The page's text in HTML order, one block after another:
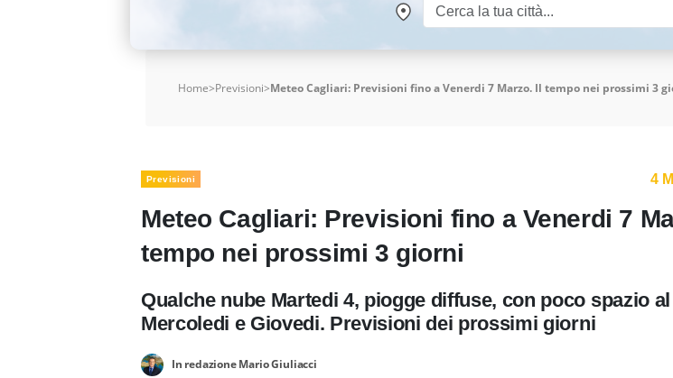
Home>Previsioni>Meteo Cagliari: Previsioni fino a Venerdi 7 Marzo. Il tempo nei prossimi 3
Previsioni 4
Meteo Cagliari: Previsioni fino a Venerdi 7
tempo nei prossimi 3 giorni
Qualche nube Martedi 4, piogge diffuse, con poco spazio
Mercoledi e Giovedi. Previsioni dei prossimi giorni
In redazione Mario Giuliacci